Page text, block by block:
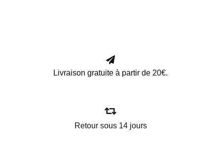
Livraison gratuite à partir de 20€.
Retour sous 14 jours